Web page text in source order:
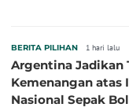
BERITA PILIHAN 1 hari lalu
Argentina Jadikan
Kemenangan atas
Nasional Sepak